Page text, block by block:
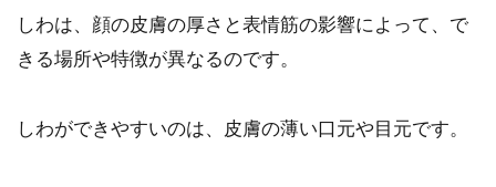
しわは、顔の皮膚の厚さと表情筋の影響によって、で
きる場所や特徴が異なるのです。
しわができやすいのは、皮膚の薄い口元や目元です。